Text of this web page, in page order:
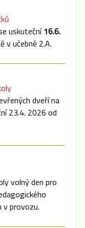
uskuteční16.6.
v učebně 2.A.
dveří na
23.4. 2026 od
volný den pro
v provozu.